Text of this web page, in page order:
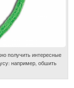
получить интересные
например, обшить